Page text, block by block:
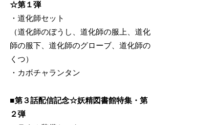
☆第１弾
・道化師セット
（道化師のぼうし、道化師の服上、道化
師の服下、道化師のグローブ、道化師の
くつ）
・カボチャランタン
■第３話配信記念☆妖精図書館特集・第
２弾